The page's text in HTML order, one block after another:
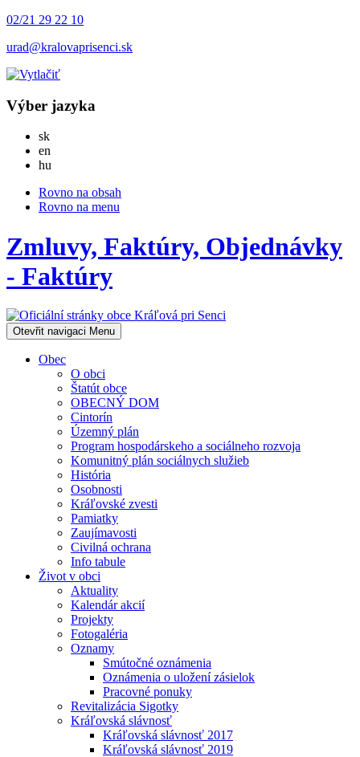
02/21 29 22 10
urad@kralovaprisenci.sk
Výber jazyka
skSlovensky
en
hu
Rovno na obsah
Rovno na menu
Zmluvy, Faktúry, Objednávky
- Faktúry
Otevřit navigaci Menu
Obec
O obci
Štatút obce
OBECNÝ DOM
Cintorín
Územný plán
Program hospodárskeho a sociálneho rozvoja
Komunitný plán sociálnych služieb
História
Osobnosti
Kráľovské zvesti
Pamiatky
Zaujímavosti
Civilná ochrana
Info tabule
Život v obci
Aktuality
Kalendár akcií
Projekty
Fotogaléria
Oznamy
Smútočné oznámenia
Oznámenia o uložení zásielok
Pracovné ponuky
Revitalizácia Sigotky
Kráľovská slávnosť
Kráľovská slávnosť 2017
Kráľovská slávnosť 2019